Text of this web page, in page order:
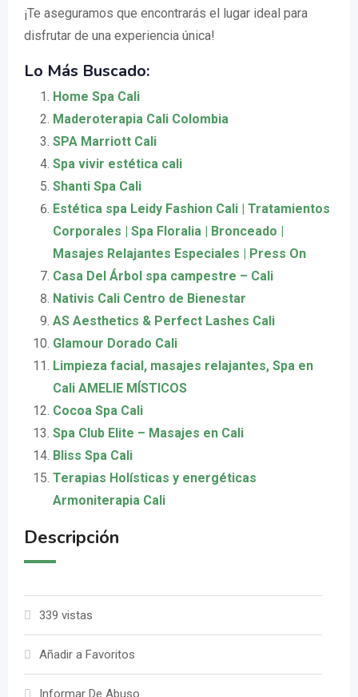
¡Te aseguramos que encontrarás el lugar ideal para
disfrutar de una experiencia única!
Lo Más Buscado:
Home Spa Cali
Maderoterapia Cali Colombia
SPA Marriott Cali
Spa vivir estética cali
Shanti Spa Cali
Estética spa Leidy Fashion Cali | Tratamientos
Corporales | Spa Floralia | Bronceado |
Masajes Relajantes Especiales | Press On
Casa Del Árbol spa campestre – Cali
Nativis Cali Centro de Bienestar
AS Aesthetics & Perfect Lashes Cali
Glamour Dorado Cali
Limpieza facial, masajes relajantes, Spa en
Cali AMELIE MÍSTICOS
Cocoa Spa Cali
Spa Club Elite – Masajes en Cali
Bliss Spa Cali
Terapias Holísticas y energéticas
Armoniterapia Cali
Descripción
339 vistas
Añadir a Favoritos
Informar De Abuso